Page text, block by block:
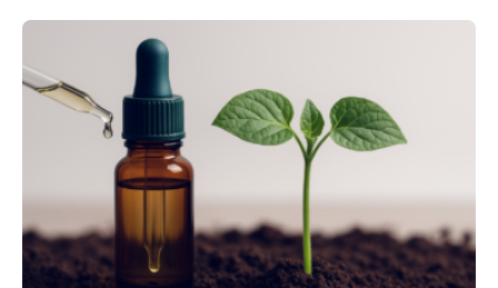
Region Kachin in Myanmar und hat sich in
ausgezeichnetem Zustand erhalten. Es konnte als neue
Art einer neuen Gattung beschrieben werden und trägt
nun den Namen Cretosabethes primaevus. Dieser erste
fossile Nachweis einer Stechmückenlarve in Bernstein
stellt gleichzeitig den ersten Fossilfund einer
Mückenlarve aus dem Mesozoikum dar, denn…